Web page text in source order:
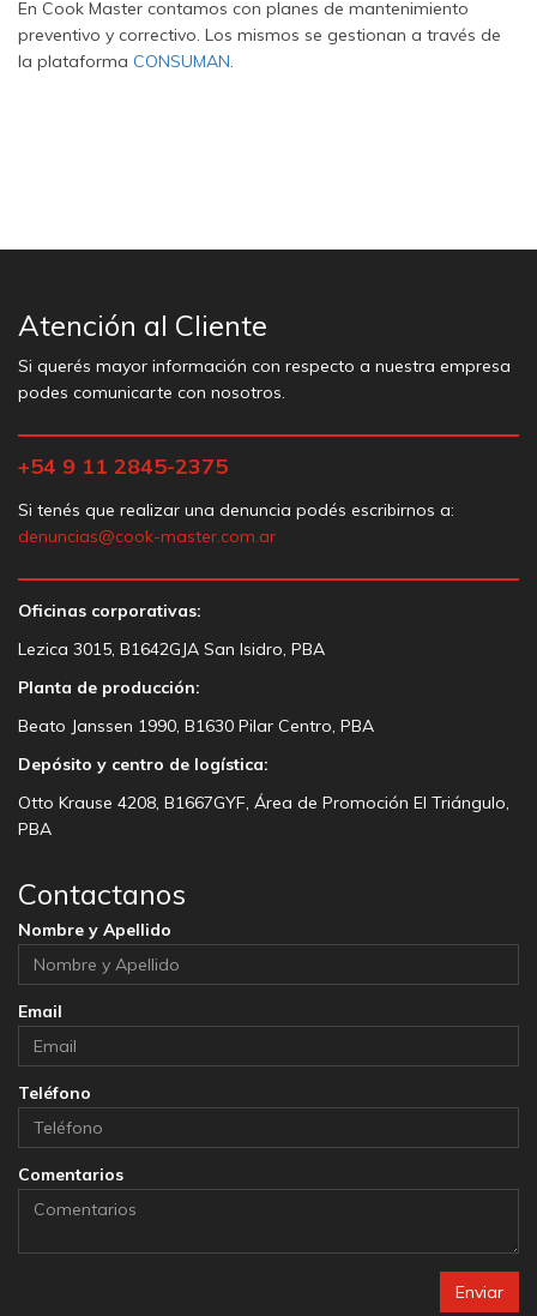
En Cook Master contamos con planes de mantenimiento
preventivo y correctivo. Los mismos se gestionan a través de
la plataforma CONSUMAN.
Atención al Cliente
Si querés mayor información con respecto a nuestra empresa
podes comunicarte con nosotros.
+54 9 11 2845-2375
Si tenés que realizar una denuncia podés escribirnos a:
denuncias@cook-master.com.ar
Oficinas corporativas:
Lezica 3015, B1642GJA San Isidro, PBA
Planta de producción:
Beato Janssen 1990, B1630 Pilar Centro, PBA
Depósito y centro de logística:
Otto Krause 4208, B1667GYF, Área de Promoción El Triángulo,
PBA
Contactanos
Nombre y Apellido
Email
Teléfono
Comentarios
Enviar